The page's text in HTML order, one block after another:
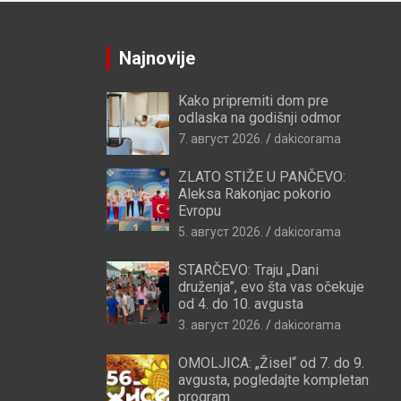
Najnovije
Kako pripremiti dom pre
odlaska na godišnji odmor
7. август 2026. dakicorama
ZLATO STIŽE U PANČEVO:
Aleksa Rakonjac pokorio
Evropu
5. август 2026. dakicorama
STARČEVO: Traju „Dani
druženja”, evo šta vas očekuje
od 4. do 10. avgusta
3. август 2026. dakicorama
OMOLJICA: „Žisel“ od 7. do 9.
avgusta, pogledajte kompletan
program